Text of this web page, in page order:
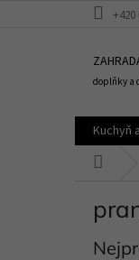
+420
doplňky a
Kuchyň